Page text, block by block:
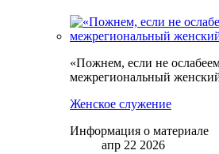
«Пожнем, если не
межрегиональный
Женское служение
Информация о материале
апр 22 2026